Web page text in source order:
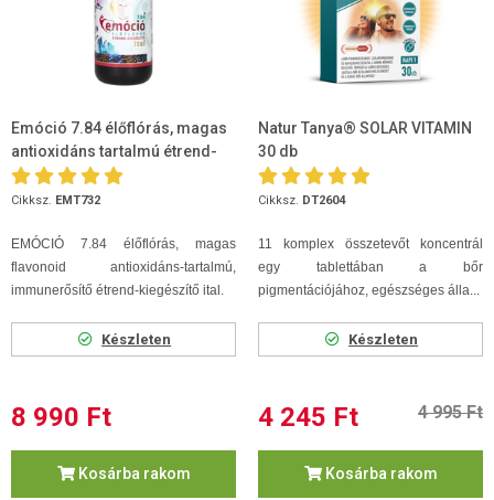
Emóció 7.84 élőflórás, magas
antioxidáns tartalmú étrend-
kieg.
Cikksz. EMT732
EMÓCIÓ 7.84 élőflórás, magas
flavonoid antioxidáns-tartalmú,
immunerősítő étrend-kiegészítő ital.
Készleten
8 990 Ft
Kosárba rakom
Natur Tanya® SOLAR VITAMIN
30 db
Cikksz. DT2604
11 komplex összetevőt koncentrál
egy tablettában a bőr
pigmentációjához, egészséges álla...
Készleten
4 245 Ft 4 995 Ft
Kosárba rakom